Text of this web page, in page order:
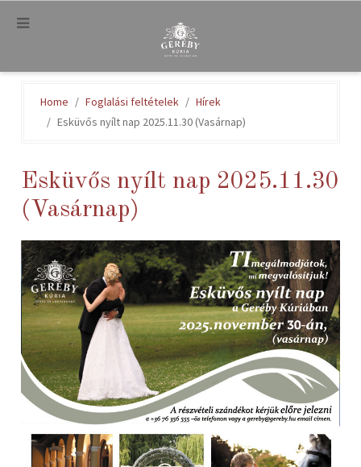
.
Home Foglalási feltételek
Hírek
Esküvős nyílt nap 2025.11.30 (Vasárnap)
Esküvős nyílt nap 2025.11.30
(Vasárnap)